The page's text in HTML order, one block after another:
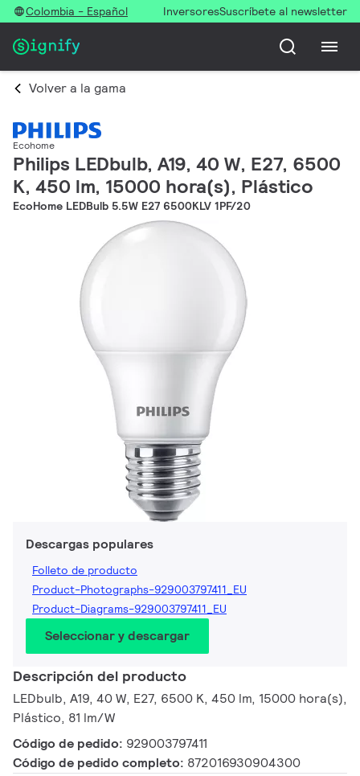
Colombia - Español InversoresSuscríbete al newsletter
Volver a la gama
Ecohome
Philips LEDbulb, A19, 40 W, E27, 6500
K, 450 lm, 15000 hora(s), Plástico
EcoHome LEDBulb 5.5W E27 6500KLV 1PF/20
Descargas populares
Folleto de producto
Product-Photographs-929003797411_EU
Product-Diagrams-929003797411_EU
Seleccionar y descargar
Descripción del producto
LEDbulb, A19, 40 W, E27, 6500 K, 450 lm, 15000 hora(s),
Plástico, 81 lm/W
Código de pedido: 929003797411
Código de pedido completo: 872016930904300